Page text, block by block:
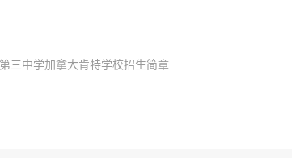
三中学加拿大肯特学校招生简章